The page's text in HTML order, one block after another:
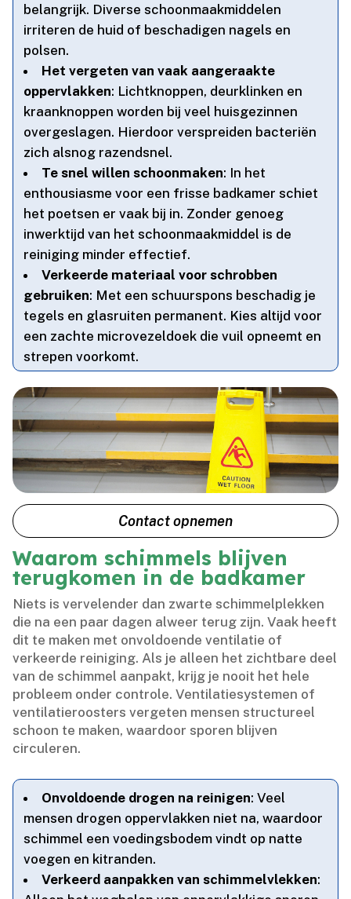
belangrijk.​ Diverse schoonmaakmiddelen
irriteren de huid of beschadigen nagels en
polsen.​
Het vergeten van vaak aangeraakte
oppervlakken: Lichtknoppen, deurklinken en
kraanknoppen worden bij veel huisgezinnen
overgeslagen.​ Hierdoor verspreiden bacteriën
zich alsnog razendsnel.​
Te snel willen schoonmaken: In het
enthousiasme voor een frisse badkamer schiet
het poetsen er vaak bij in.​ Zonder genoeg
inwerktijd van het schoonmaakmiddel is de
reiniging minder effectief.​
Verkeerde materiaal voor schrobben
gebruiken: Met een schuurspons beschadig je
tegels en glasruiten permanent.​ Kies altijd voor
een zachte microvezeldoek die vuil opneemt en
strepen voorkomt.​
Contact opnemen
Waarom schimmels blijven
terugkomen in de badkamer
Niets is vervelender dan zwarte schimmelplekken
die na een paar dagen alweer terug zijn.​ Vaak heeft
dit te maken met onvoldoende ventilatie of
verkeerde reiniging.​ Als je alleen het zichtbare deel
van de schimmel aanpakt, krijg je nooit het hele
probleem onder controle.​ Ventilatiesystemen of
ventilatieroosters vergeten mensen structureel
schoon te maken, waardoor sporen blijven
circuleren.​
Onvoldoende drogen na reinigen: Veel
mensen drogen oppervlakken niet na, waardoor
schimmel een voedingsbodem vindt op natte
voegen en kitranden.​
Verkeerd aanpakken van schimmelvlekken: